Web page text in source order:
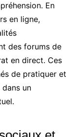
En
en ligne,
des forums de
en direct. Ces
de pratiquer et
dans un